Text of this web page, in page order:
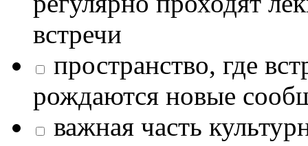
встречи
пространство, где
рождаются новые
важная часть